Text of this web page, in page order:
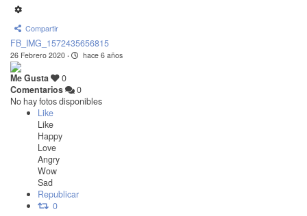
Compartir
FB_IMG_1572435656815
26 Febrero 2020 · hace 6 años
Me Gusta
0
Comentarios
0
No hay fotos disponibles
Like
Like
Happy
Love
Angry
Wow
Sad
Republicar
0